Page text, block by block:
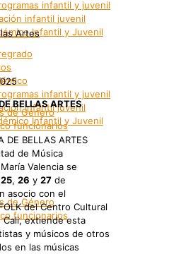
infantil y juvenil
infantil juvenil
Infantil y Juvenil
de Género
funcionarios
infantil y juvenil
infantil juvenil
Infantil y Juvenil
de Género
funcionarios
Artes
BELLAS ARTES
DE BELLAS ARTES
de Música
Valencia se
25, 26 y 27 de
asocio con el
del Centro Cultural
Cali, extiende esta
y músicos de otros
en las músicas